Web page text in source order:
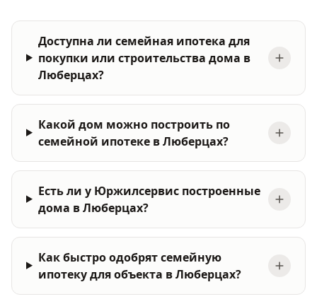
Доступна ли семейная ипотека для
покупки или строительства дома в
Люберцах?
Какой дом можно построить по
семейной ипотеке в Люберцах?
Есть ли у Юржилсервис построенные
дома в Люберцах?
Как быстро одобрят семейную
ипотеку для объекта в Люберцах?